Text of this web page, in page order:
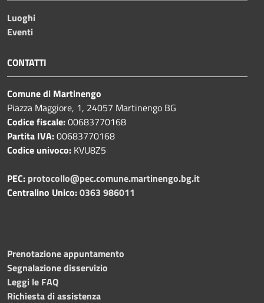
Luoghi
Eventi
CONTATTI
Comune di Martinengo
Piazza Maggiore, 1, 24057 Martinengo BG
Codice fiscale:00683770168
Partita IVA:00683770168
Codice univoco: KVU8Z5
PEC: protocollo@pec.comune.martinengo.bg.it
Centralino Unico:0363 986011
Prenotazione appuntamento
Segnalazione disservizio
Leggi le FAQ
Richiesta di assistenza